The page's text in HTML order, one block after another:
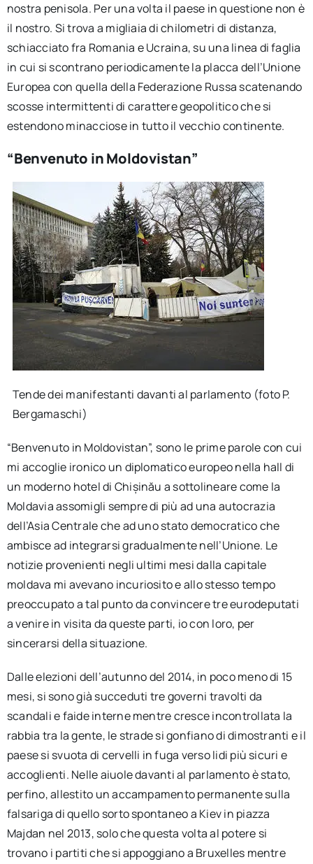
nostra penisola. Per una volta il paese in questione non è
il nostro. Si trova a migliaia di chilometri di distanza,
schiacciato fra Romania e Ucraina, su una linea di faglia
in cui si scontrano periodicamente la placca dell’Unione
Europea con quella della Federazione Russa scatenando
scosse intermittenti di carattere geopolitico che si
estendono minacciose in tutto il vecchio continente.
“Benvenuto in Moldovistan”
Tende dei manifestanti davanti al parlamento (foto P.
Bergamaschi)
“Benvenuto in Moldovistan”, sono le prime parole con cui
mi accoglie ironico un diplomatico europeo nella hall di
un moderno hotel di Chișinău a sottolineare come la
Moldavia assomigli sempre di più ad una autocrazia
dell’Asia Centrale che ad uno stato democratico che
ambisce ad integrarsi gradualmente nell’Unione. Le
notizie provenienti negli ultimi mesi dalla capitale
moldava mi avevano incuriosito e allo stesso tempo
preoccupato a tal punto da convincere tre eurodeputati
a venire in visita da queste parti, io con loro, per
sincerarsi della situazione.
Dalle elezioni dell’autunno del 2014, in poco meno di 15
mesi, si sono già succeduti tre governi travolti da
scandali e faide interne mentre cresce incontrollata la
rabbia tra la gente, le strade si gonfiano di dimostranti e il
paese si svuota di cervelli in fuga verso lidi più sicuri e
accoglienti. Nelle aiuole davanti al parlamento è stato,
perfino, allestito un accampamento permanente sulla
falsariga di quello sorto spontaneo a Kiev in piazza
Majdan nel 2013, solo che questa volta al potere si
trovano i partiti che si appoggiano a Bruxelles mentre